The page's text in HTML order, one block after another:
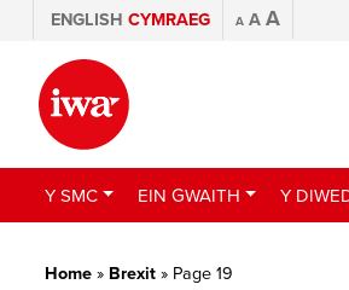
ENGLISH CYMRAEG A A A
Y SMC EIN GWAITH Y
Home » Brexit » Page 19